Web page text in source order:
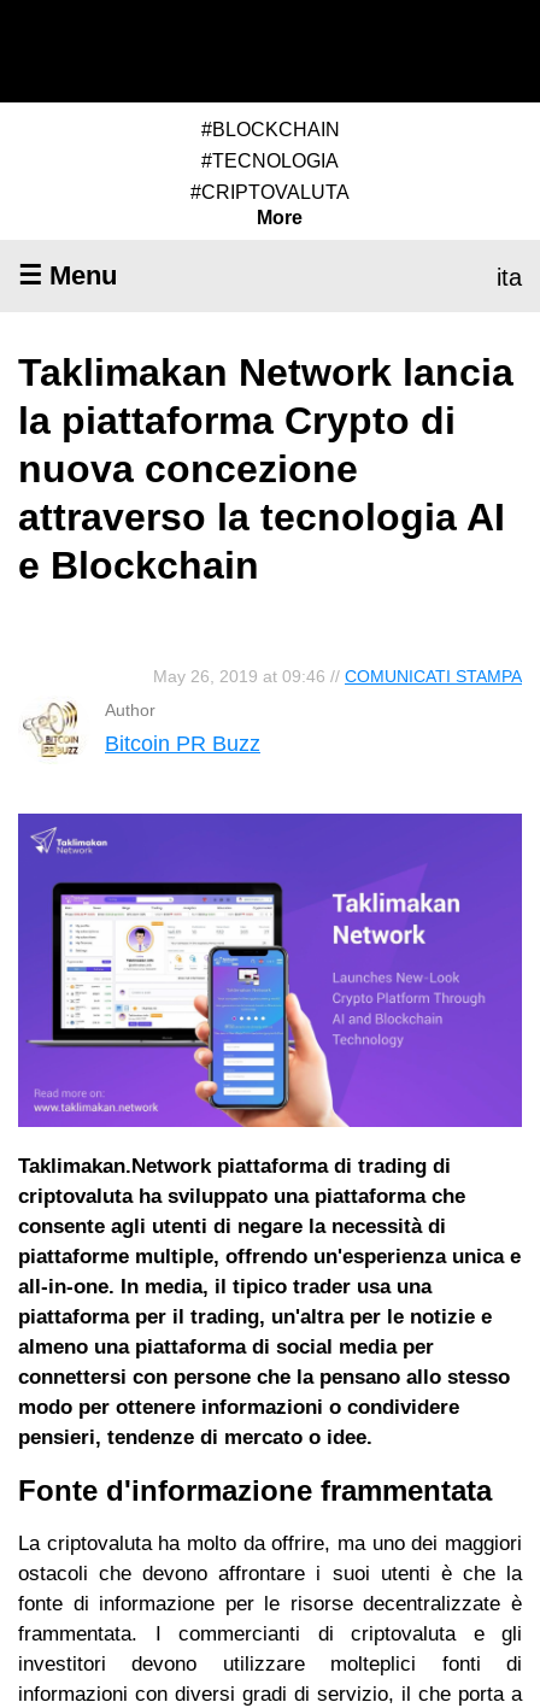
#BLOCKCHAIN
#TECNOLOGIA
#CRIPTOVALUTA
More
☰ Menu ita
Taklimakan Network lancia
la piattaforma Crypto di
nuova concezione
attraverso la tecnologia AI
e Blockchain
May 26, 2019 at 09:46 // COMUNICATI STAMPA
Author
Bitcoin PR Buzz
Taklimakan.Network piattaforma di trading di
criptovaluta ha sviluppato una piattaforma che
consente agli utenti di negare la necessità di
piattaforme multiple, offrendo un'esperienza unica e
all-in-one. In media, il tipico trader usa una
piattaforma per il trading, un'altra per le notizie e
almeno una piattaforma di social media per
connettersi con persone che la pensano allo stesso
modo per ottenere informazioni o condividere
pensieri, tendenze di mercato o idee.
Fonte d'informazione frammentata
La criptovaluta ha molto da offrire, ma uno dei maggiori
ostacoli che devono affrontare i suoi utenti è che la
fonte di informazione per le risorse decentralizzate è
frammentata. I commercianti di criptovaluta e gli
investitori devono utilizzare molteplici fonti di
informazioni con diversi gradi di servizio, il che porta a